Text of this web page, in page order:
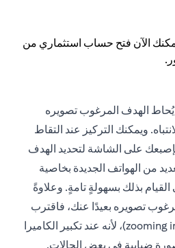
يُحاط الهدف المرغوب تصويره
ويمكنك التركيز عند التقاط
على الشاشة لتحديد الهدف
من الهواتف الجديدة بخاصية
بذلك بسهولةٍ تامةٍ. وعلاوةً
تصويره بعيدًا عنك، فاقترب
منه بدلًا من تكبير الكاميرا (zooming in)، لأنه عند تكبير الكاميرا
ضبابية في بعض الحالات.